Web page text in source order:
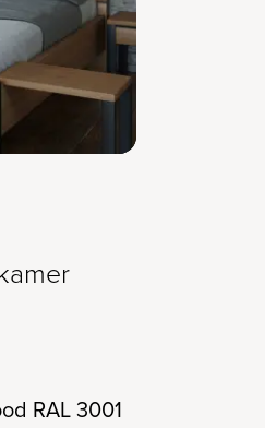
RAL 3001